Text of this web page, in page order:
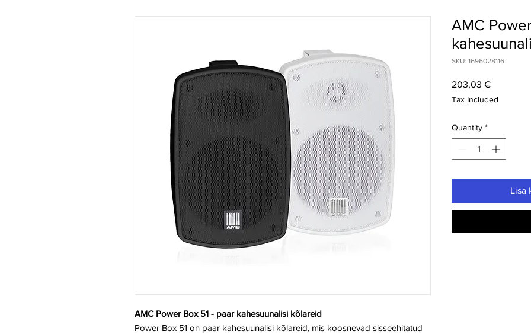
AMC Power Box 51 - paar kahesuunalisi kõlareid
Power Box 51 on paar kahesuunalisi kõlareid, mis koosnevad sisseehitatud
AMC
SKU: 1696028116
203,03 €Price
Tax Included
Quantity *
Lisa